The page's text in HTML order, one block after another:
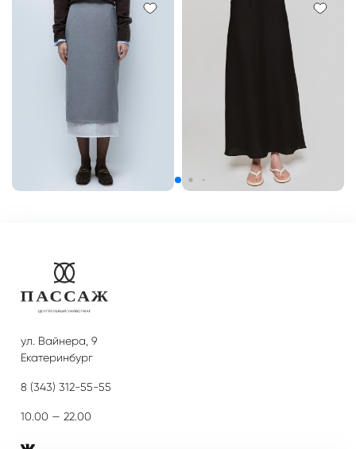
ул. Вайнера, 9
Екатеринбург
8 (343) 312-55-55
10.00 — 22.00